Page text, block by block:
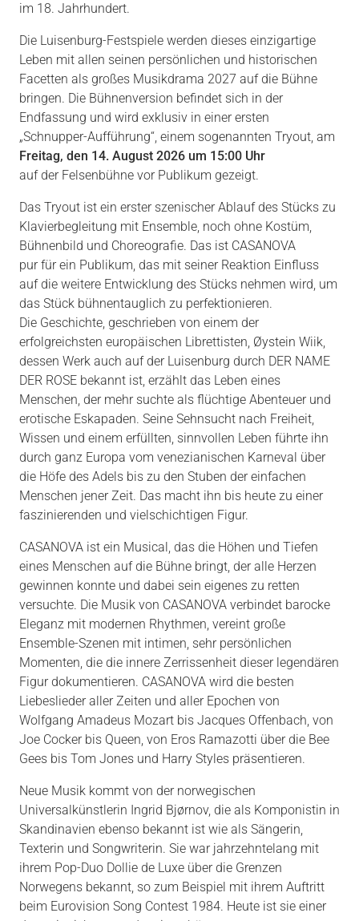
im 18. Jahrhundert.
Die Luisenburg-Festspiele werden dieses einzigartige
Leben mit allen seinen persönlichen und historischen
Facetten als großes Musikdrama 2027 auf die Bühne
bringen. Die Bühnenversion befindet sich in der
Endfassung und wird exklusiv in einer ersten
„Schnupper-Aufführung“, einem sogenannten Tryout, am
Freitag, den 14. August 2026 um 15:00 Uhr
auf der Felsenbühne vor Publikum gezeigt.
Das Tryout ist ein erster szenischer Ablauf des Stücks zu
Klavierbegleitung mit Ensemble, noch ohne Kostüm,
Bühnenbild und Choreografie. Das ist CASANOVA
pur für ein Publikum, das mit seiner Reaktion Einfluss
auf die weitere Entwicklung des Stücks nehmen wird, um
das Stück bühnentauglich zu perfektionieren.
Die Geschichte, geschrieben von einem der
erfolgreichsten europäischen Librettisten, Øystein Wiik,
dessen Werk auch auf der Luisenburg durch DER NAME
DER ROSE bekannt ist, erzählt das Leben eines
Menschen, der mehr suchte als flüchtige Abenteuer und
erotische Eskapaden. Seine Sehnsucht nach Freiheit,
Wissen und einem erfüllten, sinnvollen Leben führte ihn
durch ganz Europa vom venezianischen Karneval über
die Höfe des Adels bis zu den Stuben der einfachen
Menschen jener Zeit. Das macht ihn bis heute zu einer
faszinierenden und vielschichtigen Figur.
CASANOVA ist ein Musical, das die Höhen und Tiefen
eines Menschen auf die Bühne bringt, der alle Herzen
gewinnen konnte und dabei sein eigenes zu retten
versuchte. Die Musik von CASANOVA verbindet barocke
Eleganz mit modernen Rhythmen, vereint große
Ensemble-Szenen mit intimen, sehr persönlichen
Momenten, die die innere Zerrissenheit dieser legendären
Figur dokumentieren. CASANOVA wird die besten
Liebeslieder aller Zeiten und aller Epochen von
Wolfgang Amadeus Mozart bis Jacques Offenbach, von
Joe Cocker bis Queen, von Eros Ramazotti über die Bee
Gees bis Tom Jones und Harry Styles präsentieren.
Neue Musik kommt von der norwegischen
Universalkünstlerin Ingrid Bjørnov, die als Komponistin in
Skandinavien ebenso bekannt ist wie als Sängerin,
Texterin und Songwriterin. Sie war jahrzehntelang mit
ihrem Pop-Duo Dollie de Luxe über die Grenzen
Norwegens bekannt, so zum Beispiel mit ihrem Auftritt
beim Eurovision Song Contest 1984. Heute ist sie einer